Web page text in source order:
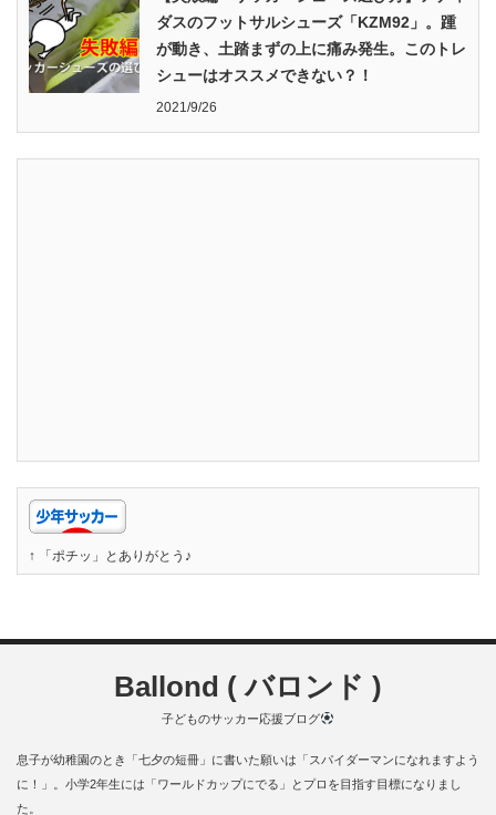
ダスのフットサルシューズ「KZM92」。踵
が動き、土踏まずの上に痛み発生。このトレ
シューはオススメできない？！
2021/9/26
↑ 「ポチッ」とありがとう♪
Ballond ( バロンド )
子どものサッカー応援ブログ
息子が幼稚園のとき「七夕の短冊」に書いた願いは「スパイダーマンになれますよう
に！」。小学2年生には「ワールドカップにでる」とプロを目指す目標になりまし
た。